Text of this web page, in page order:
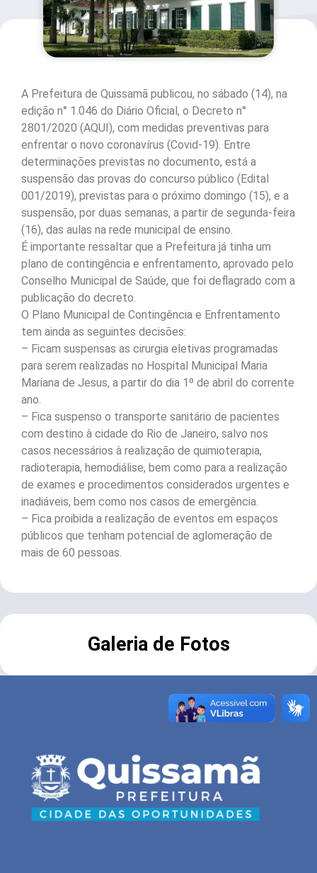
A Prefeitura de Quissamã publicou, no sábado (14), na
edição n° 1.046 do Diário Oficial, o Decreto n°
2801/2020 (AQUI), com medidas preventivas para
enfrentar o novo coronavírus (Covid-19). Entre
determinações previstas no documento, está a
suspensão das provas do concurso público (Edital
001/2019), previstas para o próximo domingo (15), e a
suspensão, por duas semanas, a partir de segunda-feira
(16), das aulas na rede municipal de ensino.
É importante ressaltar que a Prefeitura já tinha um
plano de contingência e enfrentamento, aprovado pelo
Conselho Municipal de Saúde, que foi deflagrado com a
publicação do decreto.
O Plano Municipal de Contingência e Enfrentamento
tem ainda as seguintes decisões:
– Ficam suspensas as cirurgia eletivas programadas
para serem realizadas no Hospital Municipal Maria
Mariana de Jesus, a partir do dia 1º de abril do corrente
ano.
– Fica suspenso o transporte sanitário de pacientes
com destino à cidade do Rio de Janeiro, salvo nos
casos necessários à realização de quimioterapia,
radioterapia, hemodiálise, bem como para a realização
de exames e procedimentos considerados urgentes e
inadiáveis, bem como nos casos de emergência.
– Fica proibida a realização de eventos em espaços
públicos que tenham potencial de aglomeração de
mais de 60 pessoas.
Galeria de Fotos